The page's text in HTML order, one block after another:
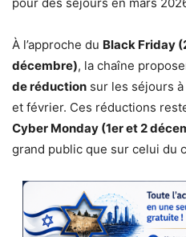
À l’approche du Black Friday
décembre), la chaîne
de réduction sur les séjours
et février. Ces réductions
Cyber Monday (1er et 2
grand public que sur celui du